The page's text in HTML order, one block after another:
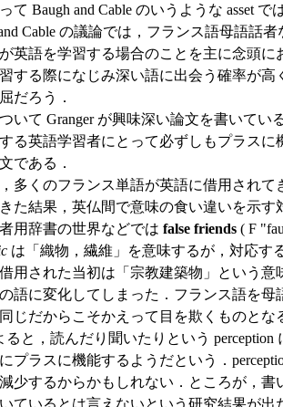
て Baugh and Cable のいうような asset
Cable の議論では，フランス語母語話
英語を学習する場合のことを主に念頭
する際になじみ深い語に出会う確率が
だろう．
いて Granger が興味深い論文を書いてい
る英語学習者にとって必ずしもプラス
である．
多くのフランス単語が英語に借用されて
た結果，英仏間で意味の食い違いを示
用辞書の世界などでは false friends ( F
は「織物，繊維」を意味するが，対応す
用された当初は「宗教建築物」という
語に変化してしまった．フランス語を
じだからこそかえって目を欺くものとな
ると，読んだり聞いたりという
プラスに機能するようだという．
少するからかもしれない．ところが，書
ているとは言えないという研究結果が出